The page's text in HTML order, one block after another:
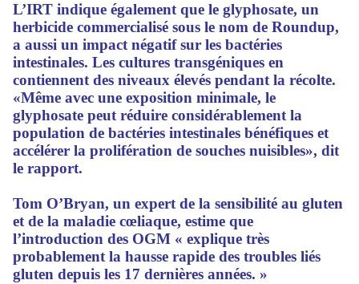
L’IRT indique également que le glyphosate, un
herbicide commercialisé sous le nom de Roundup,
a aussi un impact négatif sur les bactéries
intestinales. Les cultures transgéniques en
contiennent des niveaux élevés pendant la récolte.
«Même avec une exposition minimale, le
glyphosate peut réduire considérablement la
population de bactéries intestinales bénéfiques et
accélérer la prolifération de souches nuisibles», dit
le rapport.
Tom O’Bryan, un expert de la sensibilité au gluten
et de la maladie cœliaque, estime que
l’introduction des OGM « explique très
probablement la hausse rapide des troubles liés
gluten depuis les 17 dernières années. »